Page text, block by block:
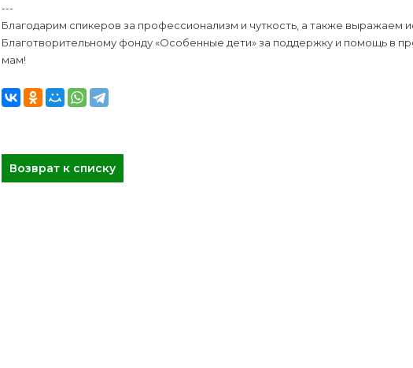
---
Благодарим спикеров за профессионализм и чуткость, а также выражаем
Благотворительному фонду «Особенные дети» за поддержку и помощь в
мам!
Возврат к списку